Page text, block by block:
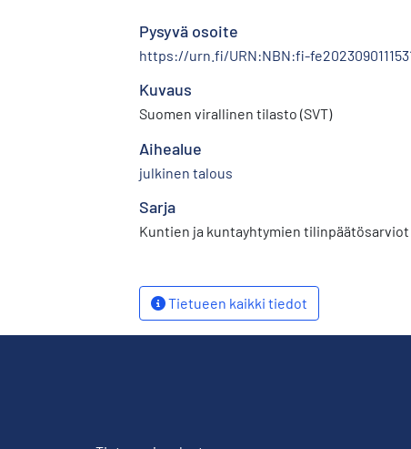
Pysyvä osoite
https://urn.fi/URN:NBN:fi-
Kuvaus
Suomen virallinen tilasto (SVT)
Aihealue
julkinen talous
Sarja
Kuntien ja kuntayhtymien tilinpäätösarviot
Tietueen kaikki tiedot